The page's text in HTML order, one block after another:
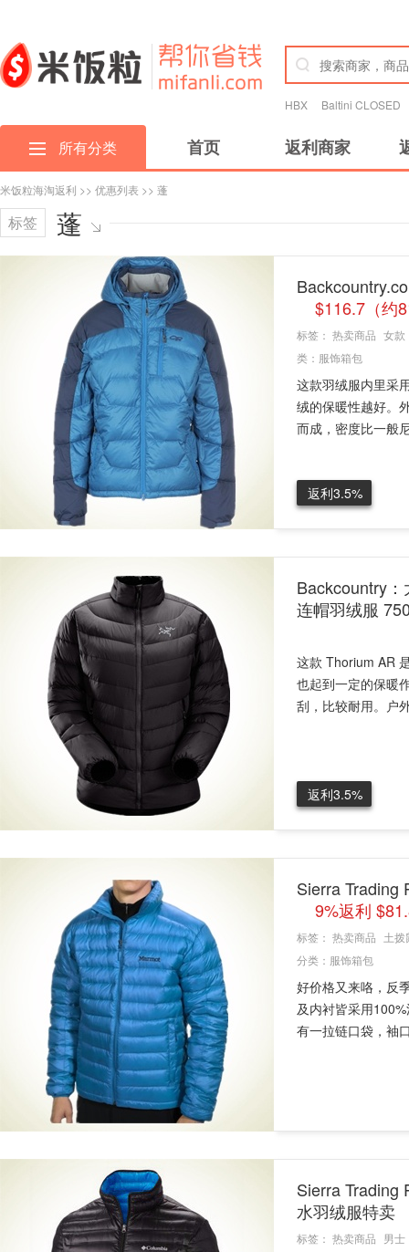
HBX Baltini CLOSED
所有分类 首页 返利商家
米饭粒海淘返利 >> 优惠列表 >> 蓬
标签 蓬
$116.7（约
标签： 热卖商品 女款
类： 服饰箱包
这款羽绒服内里采
绒的保暖性越好。
而成，密度比一般
返利3.5%
Backcountry
连帽羽绒服
这款 Thorium AR
也起到一定的保暖
刮，比较耐用。户
返利3.5%
Sierra Trading
9%返利
标签： 热卖商品 土拨
分类： 服饰箱包
好价格又来咯，反
及内衬皆采用
有一拉链口袋，袖
Sierra Trading
水羽绒服特卖
标签： 热卖商品 男士